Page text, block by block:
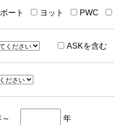
ート ヨット PWC
ASKを含む
～ 年